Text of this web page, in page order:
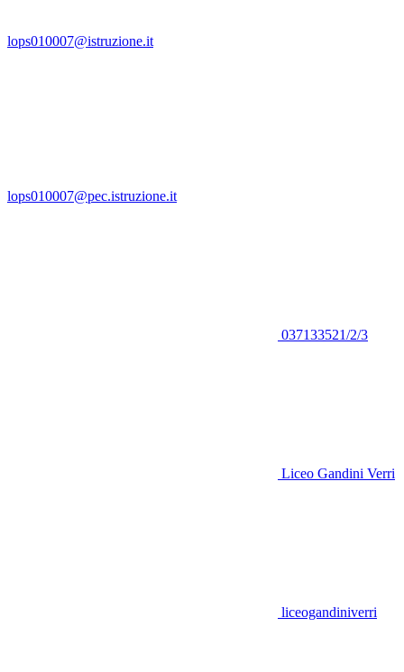
lops010007@istruzione.it
lops010007@pec.istruzione.it
037133521/2/3
Liceo Gandini Verri
liceogandiniverri